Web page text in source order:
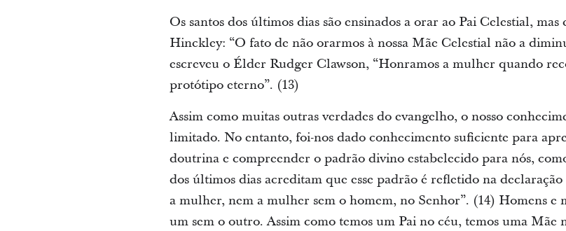
Os santos dos últimos dias são ensinados a orar ao Pai Celestial,
Hinckley: “O fato de não orarmos à nossa Mãe Celestial não a
escreveu o Élder Rudger Clawson, “Honramos a mulher quando
protótipo eterno”. (13)
Assim como muitas outras verdades do evangelho, o nosso
limitado. No entanto, foi-nos dado conhecimento suficiente para
doutrina e compreender o padrão divino estabelecido para nós,
dos últimos dias acreditam que esse padrão é refletido na
a mulher, nem a mulher sem o homem, no Senhor”. (14) Homens e
um sem o outro. Assim como temos um Pai no céu, temos uma Mãe